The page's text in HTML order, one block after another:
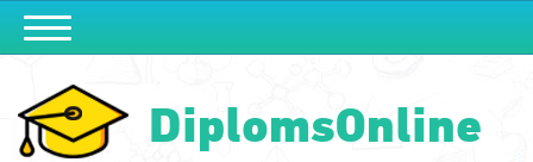
DiplomsOnline